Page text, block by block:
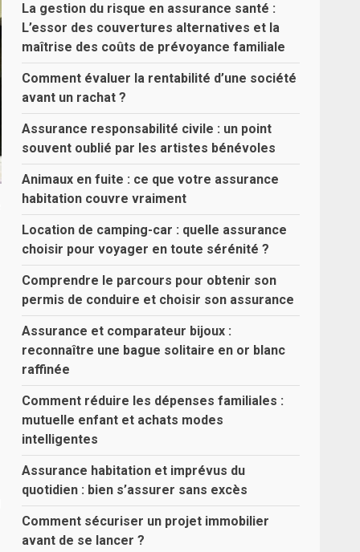
La gestion du risque en assurance santé :
L’essor des couvertures alternatives et la
maîtrise des coûts de prévoyance familiale
Comment évaluer la rentabilité d’une société
avant un rachat ?
Assurance responsabilité civile : un point
souvent oublié par les artistes bénévoles
Animaux en fuite : ce que votre assurance
habitation couvre vraiment
Location de camping-car : quelle assurance
choisir pour voyager en toute sérénité ?
Comprendre le parcours pour obtenir son
permis de conduire et choisir son assurance
Assurance et comparateur bijoux :
reconnaître une bague solitaire en or blanc
raffinée
Comment réduire les dépenses familiales :
mutuelle enfant et achats modes
intelligentes
Assurance habitation et imprévus du
quotidien : bien s’assurer sans excès
Comment sécuriser un projet immobilier
avant de se lancer ?